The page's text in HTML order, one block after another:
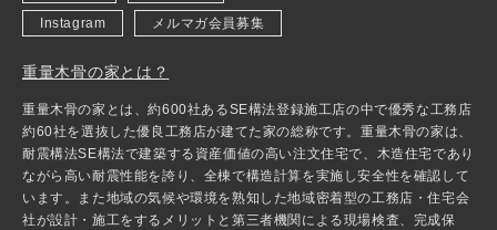
Instagram メルマガ会員募集
重量木骨の家とは？
重量木骨の家とは、約600社あるSE構法登録施工店の中で優秀な工務店
約60社を選抜した優良工務店が建てた家の総称です。重量木骨の家は、
耐震構法SE構法で建築する資産価値の高い注文住宅で、木造住宅であり
ながら高い耐震性能を誇り、全棟で構造計算を実施し安全性を確認して
います。また地域の気候や環境を熟知した地域密着型の工務店・住宅会
社が設計・施工をするメリットと第三者機関による現場検査、完成保